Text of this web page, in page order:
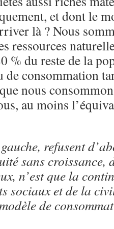
et dont le
là ? Nous
ressources
% du reste de la
consommation
nous
au moins
refusent
sans croissance,
n’est que la
sociaux et de la
de